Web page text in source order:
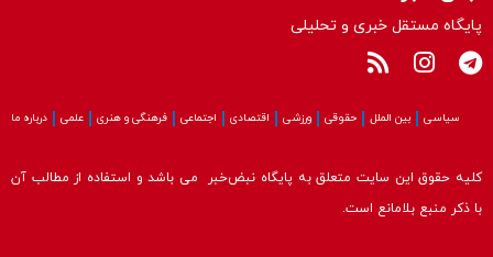
سیاسی بین الملل